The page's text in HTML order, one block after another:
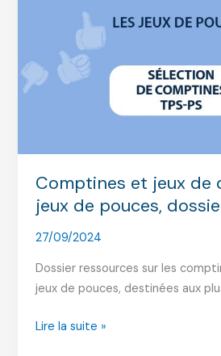
Comptines et jeux de
jeux de pouces,
27/09/2024
Dossier ressources sur les
jeux de pouces, destinées aux
Comptines
Lire la suite »